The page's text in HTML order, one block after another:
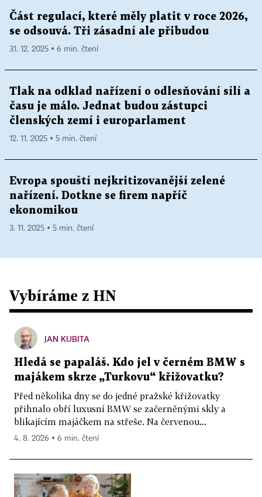
Část regulací, které měly platit v roce 2026,
se odsouvá. Tři zásadní ale přibudou
31. 12. 2025 ▪ 6 min. čtení
Tlak na odklad nařízení o odlesňování sílí a
času je málo. Jednat budou zástupci
členských zemí i europarlament
12. 11. 2025 ▪ 5 min. čtení
Evropa spouští nejkritizovanější zelené
nařízení. Dotkne se firem napříč
ekonomikou
3. 11. 2025 ▪ 5 min. čtení
Vybíráme z HN
JAN KUBITA
Hledá se papaláš. Kdo jel v černém BMW s
majákem skrze „Turkovu“ křižovatku?
Před několika dny se do jedné pražské křižovatky
přihnalo obří luxusní BMW se začerněnými skly a
blikajícím majáčkem na střeše. Na červenou...
4. 8. 2026 ▪ 6 min. čtení